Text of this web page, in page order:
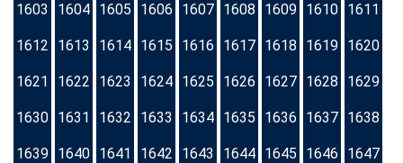
1603 1604 1605 1606 1607 1608 1609 1610 1611
1612 1613 1614 1615 1616 1617 1618 1619 1620
1621 1622 1623 1624 1625 1626 1627 1628 1629
1630 1631 1632 1633 1634 1635 1636 1637 1638
1639 1640 1641 1642 1643 1644 1645 1646 1647